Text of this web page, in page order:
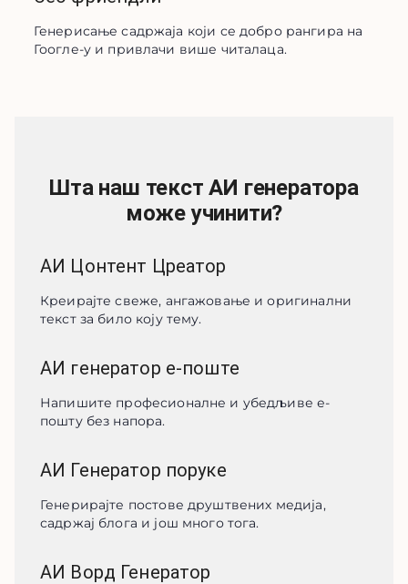
Генерисање садржаја који се добро рангира на
Гоогле-у и привлачи више читалаца.
Шта наш текст АИ генератора
може учинити?
АИ Цонтент Цреатор
Креирајте свеже, ангажовање и оригинални
текст за било коју тему.
АИ генератор е-поште
Напишите професионалне и убедљиве е-
пошту без напора.
АИ Генератор поруке
Генерирајте постове друштвених медија,
садржај блога и још много тога.
АИ Ворд Генератор